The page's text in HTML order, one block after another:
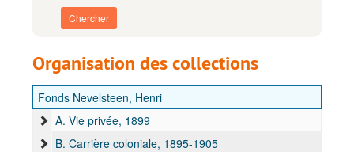
Organisation des collections
Fonds Nevelsteen, Henri
A. Vie privée, 1899
B. Carrière coloniale, 1895-1905